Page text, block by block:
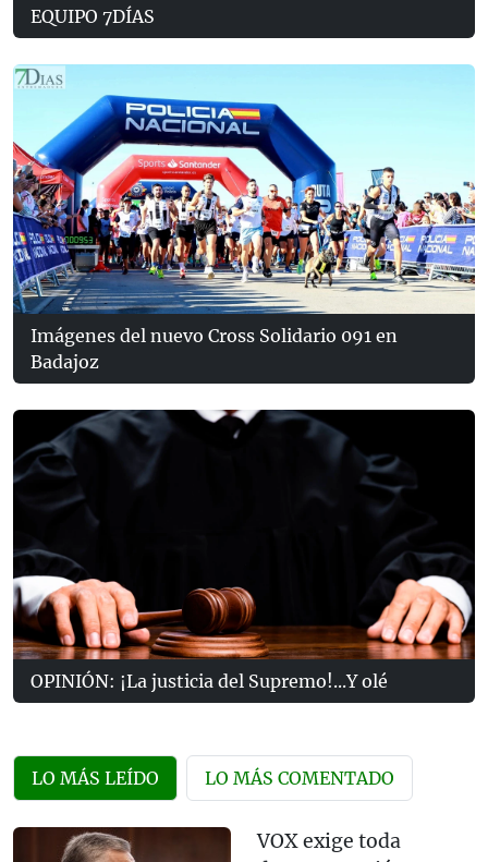
EQUIPO 7DÍAS
Imágenes del nuevo Cross Solidario 091 en
Badajoz
OPINIÓN: ¡La justicia del Supremo!...Y olé
LO MÁS LEÍDO LO MÁS COMENTADO
VOX exige toda